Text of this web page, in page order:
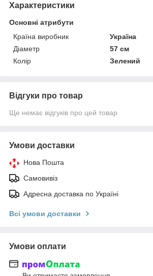
Характеристики
Основні атрибути
Країна виробник
Україна
Діаметр
57 см
Колір
Зелений
Відгуки про товар
Ще немає відгуків про цей товар
Умови доставки
Нова Пошта
Самовивіз
Адресна доставка по Україні
Всі умови доставки
Умови оплати